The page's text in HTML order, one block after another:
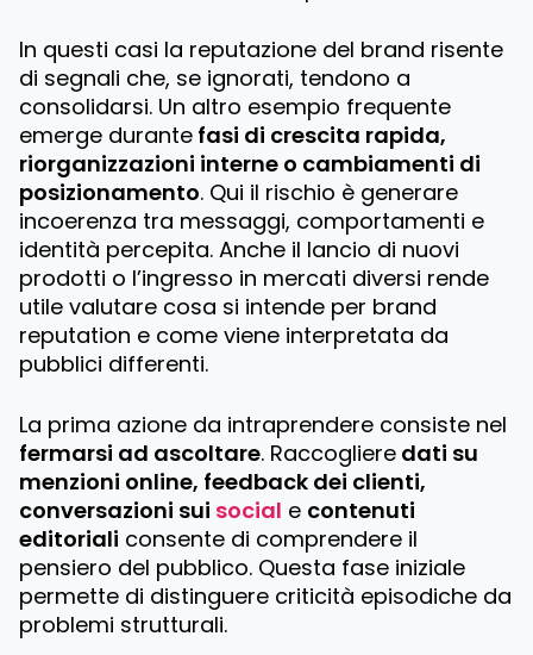
In questi casi la reputazione del brand risente
di segnali che, se ignorati, tendono a
consolidarsi. Un altro esempio frequente
emerge durante fasi di crescita rapida,
riorganizzazioni interne o cambiamenti di
posizionamento. Qui il rischio è generare
incoerenza tra messaggi, comportamenti e
identità percepita. Anche il lancio di nuovi
prodotti o l’ingresso in mercati diversi rende
utile valutare cosa si intende per brand
reputation e come viene interpretata da
pubblici differenti.
La prima azione da intraprendere consiste nel
fermarsi ad ascoltare. Raccogliere dati su
menzioni online, feedback dei clienti,
conversazioni sui social e contenuti
editoriali consente di comprendere il
pensiero del pubblico. Questa fase iniziale
permette di distinguere criticità episodiche da
problemi strutturali.